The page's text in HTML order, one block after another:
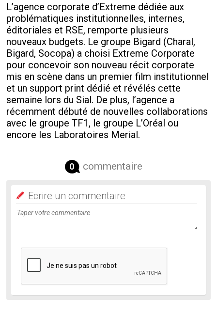
L’agence corporate d’Extreme dédiée aux
problématiques institutionnelles, internes,
éditoriales et RSE, remporte plusieurs
nouveaux budgets. Le groupe Bigard (Charal,
Bigard, Socopa) a choisi Extreme Corporate
pour concevoir son nouveau récit corporate
mis en scène dans un premier film institutionnel
et un support print dédié et révélés cette
semaine lors du Sial. De plus, l’agence a
récemment débuté de nouvelles collaborations
avec le groupe TF1, le groupe L’Oréal ou
encore les Laboratoires Merial.
0 commentaire
Ecrire un commentaire